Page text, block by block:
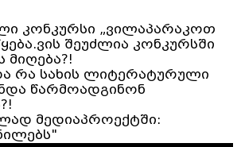
კონკურსი „ვილაპარაკოთ
შეუძლია კონკურსში
მიღება?!
რა სახის ლიტერატურული
წარმოადგინონ
მედიაპროექტში: